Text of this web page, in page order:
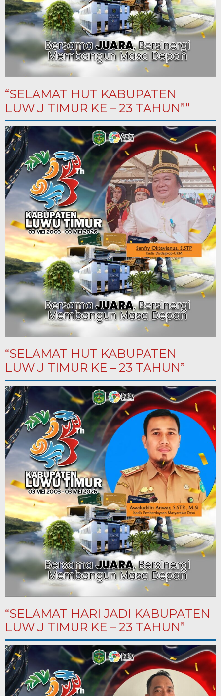
“SELAMAT HUT KABUPATEN
LUWU TIMUR KE – 23 TAHUN””
“SELAMAT HUT KABUPATEN
LUWU TIMUR KE – 23 TAHUN”
“SELAMAT HARI JADI KABUPATEN
LUWU TIMUR KE – 23 TAHUN”